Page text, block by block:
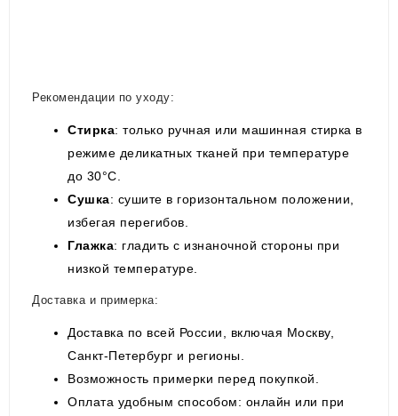
Рекомендации по уходу:
Стирка: только ручная или машинная стирка в
режиме деликатных тканей при температуре
до 30°C.
Сушка: сушите в горизонтальном положении,
избегая перегибов.
Глажка: гладить с изнаночной стороны при
низкой температуре.
Доставка и примерка:
Доставка по всей России, включая Москву,
Санкт-Петербург и регионы.
Возможность примерки перед покупкой.
Оплата удобным способом: онлайн или при